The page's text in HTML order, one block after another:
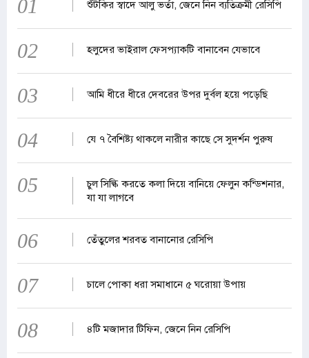
01 শুঁটকির স্বাদে আলু ভর্তা, জেনে নিন ব্যতিক্রমী রেসিপি
02 হলুদের ভাইরাল ফেসপ্যাকটি বানাবেন যেভাবে
03 আমি ধীরে ধীরে দেবরের উপর দুর্বল হয়ে পড়েছি
04 যে ৭ বৈশিষ্ট্য থাকলে নারীর কাছে সে সুদর্শন পুরুষ
05
চুল সিল্কি করতে কলা দিয়ে বানিয়ে ফেলুন কন্ডিশনার,
যা যা লাগবে
06 তেঁতুলের শরবত বানানোর রেসিপি
07 চালে পোকা ধরা সমাধানে ৫ ঘরোয়া উপায়
08 ৪টি মজাদার টিফিন, জেনে নিন রেসিপি